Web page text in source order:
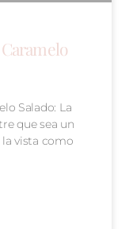
Salado: La
que sea un
vista como